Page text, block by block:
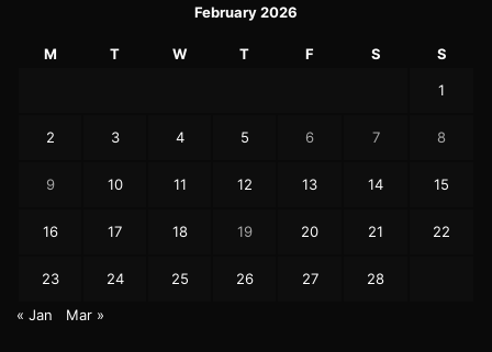
February 2026
M T W T F S S
1
2 3 4 5 6 7 8
9 10 11 12 13 14 15
16 17 18 19 20 21 22
23 24 25 26 27 28
« Jan Mar »